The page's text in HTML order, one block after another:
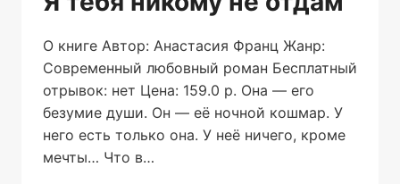
О книге Автор: Анастасия Франц Жанр:
Современный любовный роман Бесплатный
отрывок: нет Цена: 159.0 р. Она — его
безумие души. Он — её ночной кошмар. У
него есть только она. У неё ничего, кроме
мечты… Что в…